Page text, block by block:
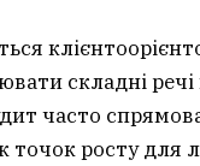
складні
часто
росту для